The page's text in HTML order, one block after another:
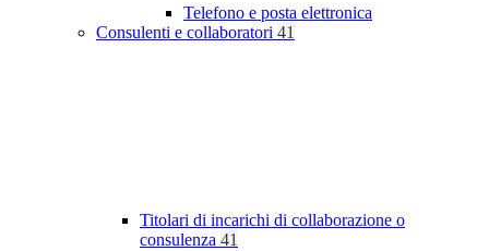
Telefono e posta elettronica
Consulenti e collaboratori 41
Titolari di incarichi di collaborazione o
consulenza 41